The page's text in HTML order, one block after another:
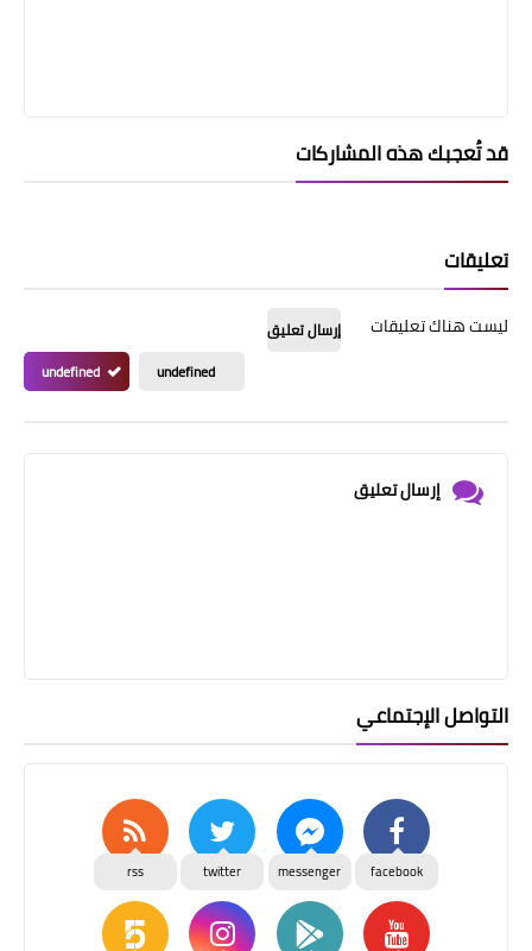
قد تُعجبك هذه المشاركات
تعليقات
ليست هناك تعليقات
إرسال تعليق
undefined
undefined
إرسال تعليق
التواصل الإجتماعي
facebook
messenger
twitter
rss